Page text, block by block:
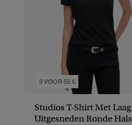
3 VOOR 55 €
Studios T-Shirt Met Laag
Uitgesneden Ronde Hals